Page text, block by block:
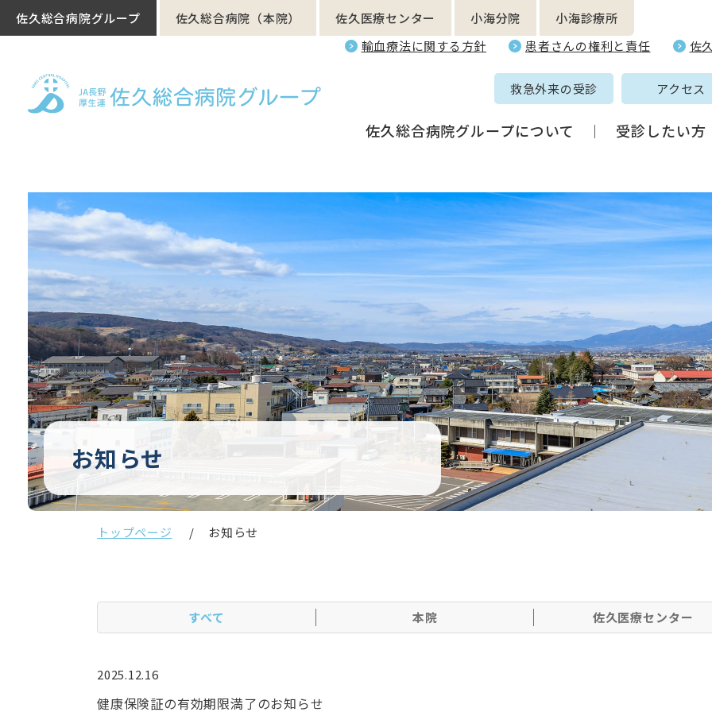
佐久総合病院グループ 佐久総合病院（本院） 佐久医療センター 小海分院
小海診療所
輸血療法に関する方針
患者さんの権利と責任 佐
救急外来の受診 アクセス
佐久総合病院グループについて 受診したい方
お知らせ
トップページ お知らせ
すべて 本院 佐久医療センター
2025.12.16
健康保険証の有効期限満了のお知らせ